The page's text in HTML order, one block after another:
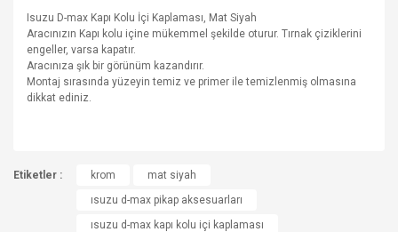
Isuzu D-max Kapı Kolu İçi Kaplaması, Mat Siyah
Aracınızın Kapı kolu içine mükemmel şekilde oturur. Tırnak çiziklerini
engeller, varsa kapatır.
Aracınıza şık bir görünüm kazandırır.
Montaj sırasında yüzeyin temiz ve primer ile temizlenmiş olmasına
dikkat ediniz.
Bu ürüne ilk yorumu siz yapın!
konularda yetersiz gördüğünüz noktaları öneri formunu
kullanarak tarafımıza iletebilirsiniz.
Görüş ve önerileriniz için teşekkür ederiz.
Etiketler : krom
mat siyah
ısuzu d-max pikap aksesuarları
ısuzu d-max kapı kolu içi kaplaması